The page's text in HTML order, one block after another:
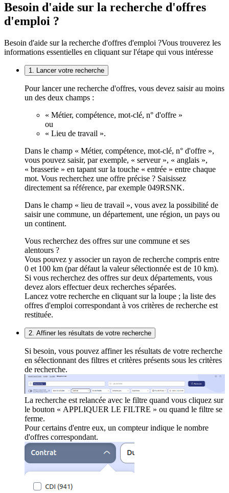
Besoin d'aide sur la recherche d'offres
d'emploi ?
Besoin d'aide sur la recherche d'offres d'emploi ?Vous trouverez les
informations essentielles en cliquant sur l'étape qui vous intéresse
1. Lancer votre recherche
Pour lancer une recherche d'offres, vous devez saisir au moins
un des deux champs :
« Métier, compétence, mot-clé, n° d'offre »
ou
« Lieu de travail ».
Dans le champ « Métier, compétence, mot-clé, n° d'offre »,
vous pouvez saisir, par exemple, « serveur », « anglais »,
« brasserie » en tapant sur la touche « entrée » entre chaque
mot. Vous recherchez une offre précise ? Saisissez
directement sa référence, par exemple 049RSNK.
Dans le champ « lieu de travail », vous avez la possibilité de
saisir une commune, un département, une région, un pays ou
un continent.
Vous recherchez des offres sur une commune et ses
alentours ?
Vous pouvez y associer un rayon de recherche compris entre
0 et 100 km (par défaut la valeur sélectionnée est de 10 km).
Si vous recherchez des offres sur deux départements, vous
devez alors effectuer deux recherches séparées.
Lancez votre recherche en cliquant sur la loupe ; la liste des
offres d'emploi correspondant à vos critères de recherche est
restituée.
2. Affiner les résultats de votre recherche
Si besoin, vous pouvez affiner les résultats de votre recherche
en sélectionnant des filtres et critères présents sous les critères
de recherche.
La recherche est relancée avec le filtre quand vous cliquez sur
le bouton « APPLIQUER LE FILTRE » ou quand le filtre se
ferme.
Pour certains d'entre eux, un compteur indique le nombre
d'offres correspondant.